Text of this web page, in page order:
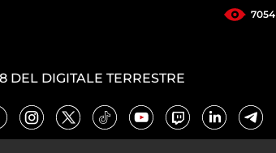
7054
DEL DIGITALE TERRESTRE